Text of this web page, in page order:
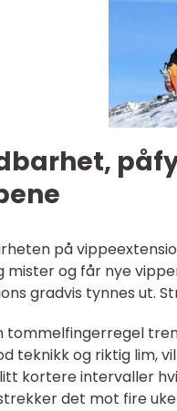
på
mister og får nye
gradvis tynnes ut.
tommelfingerregel
teknikk og riktig lim,
kortere intervaller
det mot fire